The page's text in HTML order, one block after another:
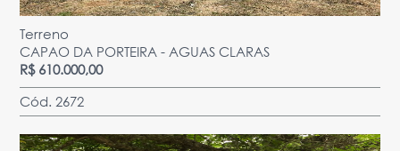
Terreno
CAPAO DA PORTEIRA - AGUAS CLARAS
R$ 610.000,00
Cód. 2672